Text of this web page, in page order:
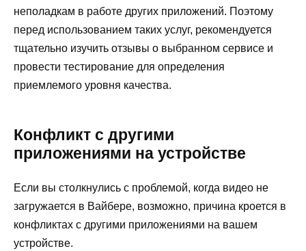
неполадкам в работе других приложений. Поэтому
перед использованием таких услуг, рекомендуется
тщательно изучить отзывы о выбранном сервисе и
провести тестирование для определения
приемлемого уровня качества.
Конфликт с другими
приложениями на устройстве
Если вы столкнулись с проблемой, когда видео не
загружается в Вайбере, возможно, причина кроется в
конфликтах с другими приложениями на вашем
устройстве.